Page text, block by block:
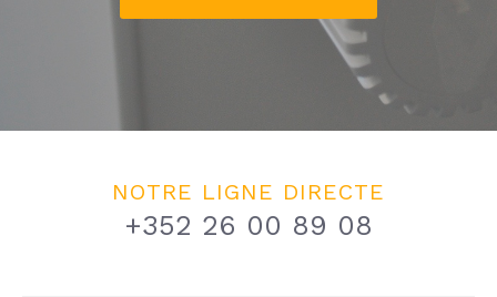
NOTRE LIGNE DIRECTE
+352 26 00 89 08